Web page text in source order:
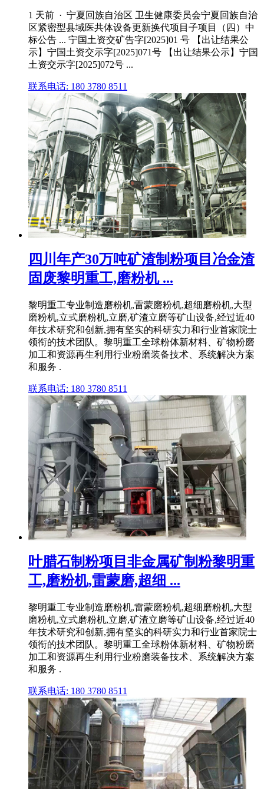
1 天前 · 宁夏回族自治区 卫生健康委员会宁夏回族自治
区紧密型县域医共体设备更新换代项目子项目（四）中
标公告 ... 宁国土资交矿告字[2025]01 号 【出让结果公
示】宁国土资交示字[2025]071号 【出让结果公示】宁国
土资交示字[2025]072号 ...
联系电话: 180 3780 8511
四川年产30万吨矿渣制粉项目冶金渣
固废黎明重工,磨粉机 ...
黎明重工专业制造磨粉机,雷蒙磨粉机,超细磨粉机,大型
磨粉机,立式磨粉机,立磨,矿渣立磨等矿山设备,经过近40
年技术研究和创新,拥有坚实的科研实力和行业首家院士
领衔的技术团队。黎明重工全球粉体新材料、矿物粉磨
加工和资源再生利用行业粉磨装备技术、系统解决方案
和服务 .
联系电话: 180 3780 8511
叶腊石制粉项目非金属矿制粉黎明重
工,磨粉机,雷蒙磨,超细 ...
黎明重工专业制造磨粉机,雷蒙磨粉机,超细磨粉机,大型
磨粉机,立式磨粉机,立磨,矿渣立磨等矿山设备,经过近40
年技术研究和创新,拥有坚实的科研实力和行业首家院士
领衔的技术团队。黎明重工全球粉体新材料、矿物粉磨
加工和资源再生利用行业粉磨装备技术、系统解决方案
和服务 .
联系电话: 180 3780 8511